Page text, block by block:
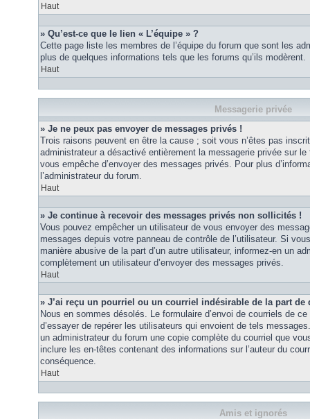
Haut
» Qu’est-ce que le lien « L’équipe » ?
Cette page liste les membres de l’équipe du forum que sont les
plus de quelques informations tels que les forums qu’ils modèrent.
Haut
Messagerie privée
» Je ne peux pas envoyer de messages privés !
Trois raisons peuvent en être la cause ; soit vous n’êtes pas
administrateur a désactivé entièrement la messagerie privée sur
vous empêche d’envoyer des messages privés. Pour plus
l’administrateur du forum.
Haut
» Je continue à recevoir des messages privés non sollicités !
Vous pouvez empêcher un utilisateur de vous envoyer des
messages depuis votre panneau de contrôle de l’utilisateur. Si
manière abusive de la part d’un autre utilisateur, informez-en un
complètement un utilisateur d’envoyer des messages privés.
Haut
» J’ai reçu un pourriel ou un courriel indésirable de la part de
Nous en sommes désolés. Le formulaire d’envoi de courriels de
d’essayer de repérer les utilisateurs qui envoient de tels
un administrateur du forum une copie complète du courriel que
inclure les en-têtes contenant des informations sur l’auteur du
conséquence.
Haut
Amis et ignorés